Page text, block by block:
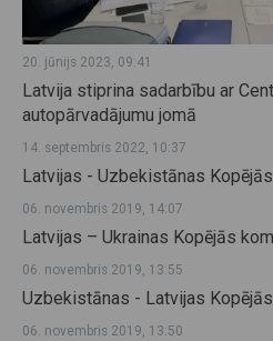
20. jūnijs 2023, 09:41
Latvija stiprina sadarbību ar
autopārvadājumu jomā
14. septembris 2022, 10:37
Latvijas - Uzbekistānas
06. novembris 2019, 14:07
Latvijas – Ukrainas Kopējās
06. novembris 2019, 13:55
Uzbekistānas - Latvijas
06. novembris 2019, 13:50